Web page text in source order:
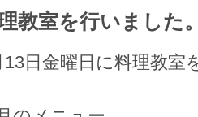
教室を行いました。
13日金曜日に料理教室